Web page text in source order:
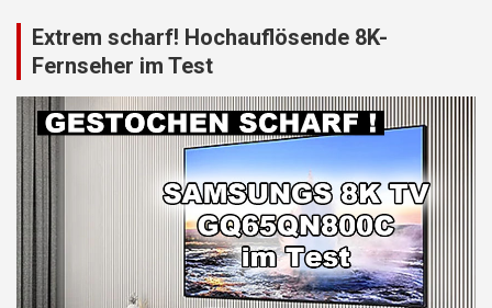
Extrem scharf! Hochauflösende 8K-
Fernseher im Test